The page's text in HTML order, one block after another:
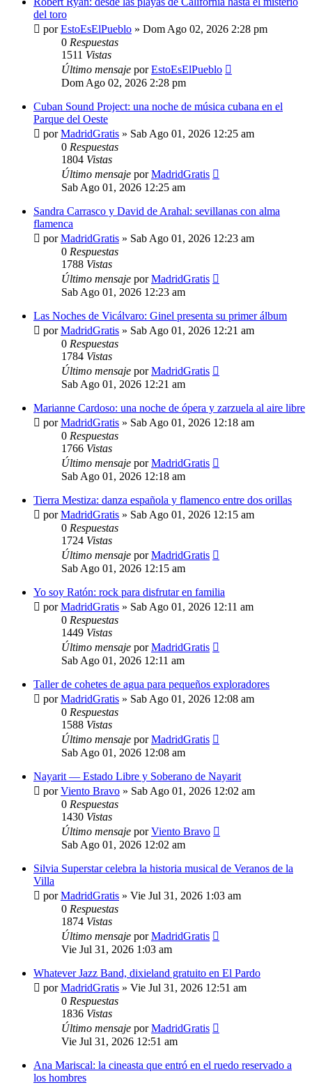
del toro
porEstoEsElPueblo » Dom Ago 02, 2026 2:28 pm
0 Respuestas
1511 Vistas
Último mensaje porEstoEsElPueblo
Dom Ago 02, 2026 2:28 pm
Cuban Sound Project: una noche de música cubana en el
Parque del Oeste
porMadridGratis » Sab Ago 01, 2026 12:25 am
0 Respuestas
1804 Vistas
Último mensaje porMadridGratis
Sab Ago 01, 2026 12:25 am
Sandra Carrasco y David de Arahal: sevillanas con alma
flamenca
porMadridGratis » Sab Ago 01, 2026 12:23 am
0 Respuestas
1788 Vistas
Último mensaje porMadridGratis
Sab Ago 01, 2026 12:23 am
Las Noches de Vicálvaro: Ginel presenta su primer álbum
porMadridGratis » Sab Ago 01, 2026 12:21 am
0 Respuestas
1784 Vistas
Último mensaje porMadridGratis
Sab Ago 01, 2026 12:21 am
Marianne Cardoso: una noche de ópera y zarzuela al aire libre
porMadridGratis » Sab Ago 01, 2026 12:18 am
0 Respuestas
1766 Vistas
Último mensaje porMadridGratis
Sab Ago 01, 2026 12:18 am
Tierra Mestiza: danza española y flamenco entre dos orillas
porMadridGratis » Sab Ago 01, 2026 12:15 am
0 Respuestas
1724 Vistas
Último mensaje porMadridGratis
Sab Ago 01, 2026 12:15 am
Yo soy Ratón: rock para disfrutar en familia
porMadridGratis » Sab Ago 01, 2026 12:11 am
0 Respuestas
1449 Vistas
Último mensaje porMadridGratis
Sab Ago 01, 2026 12:11 am
Taller de cohetes de agua para pequeños exploradores
porMadridGratis » Sab Ago 01, 2026 12:08 am
0 Respuestas
1588 Vistas
Último mensaje porMadridGratis
Sab Ago 01, 2026 12:08 am
Nayarit — Estado Libre y Soberano de Nayarit
porViento Bravo » Sab Ago 01, 2026 12:02 am
0 Respuestas
1430 Vistas
Último mensaje porViento Bravo
Sab Ago 01, 2026 12:02 am
Silvia Superstar celebra la historia musical de Veranos de la
Villa
porMadridGratis » Vie Jul 31, 2026 1:03 am
0 Respuestas
1874 Vistas
Último mensaje porMadridGratis
Vie Jul 31, 2026 1:03 am
Whatever Jazz Band, dixieland gratuito en El Pardo
porMadridGratis » Vie Jul 31, 2026 12:51 am
0 Respuestas
1836 Vistas
Último mensaje porMadridGratis
Vie Jul 31, 2026 12:51 am
Ana Mariscal: la cineasta que entró en el ruedo reservado a
los hombres